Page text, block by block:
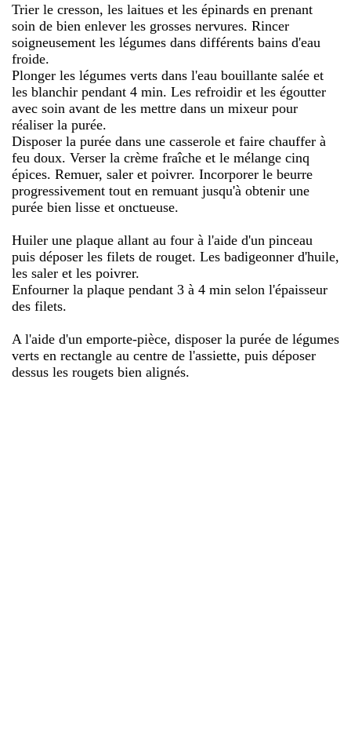
Trier le cresson, les laitues et les épinards en prenant
soin de bien enlever les grosses nervures. Rincer
soigneusement les légumes dans différents bains d'eau
froide.
Plonger les légumes verts dans l'eau bouillante salée et
les blanchir pendant 4 min. Les refroidir et les égoutter
avec soin avant de les mettre dans un mixeur pour
réaliser la purée.
Disposer la purée dans une casserole et faire chauffer à
feu doux. Verser la crème fraîche et le mélange cinq
épices. Remuer, saler et poivrer. Incorporer le beurre
progressivement tout en remuant jusqu'à obtenir une
purée bien lisse et onctueuse.
Huiler une plaque allant au four à l'aide d'un pinceau
puis déposer les filets de rouget. Les badigeonner d'huile,
les saler et les poivrer.
Enfourner la plaque pendant 3 à 4 min selon l'épaisseur
des filets.
A l'aide d'un emporte-pièce, disposer la purée de légumes
verts en rectangle au centre de l'assiette, puis déposer
dessus les rougets bien alignés.